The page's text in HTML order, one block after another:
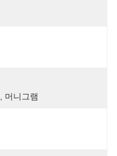
머니그램